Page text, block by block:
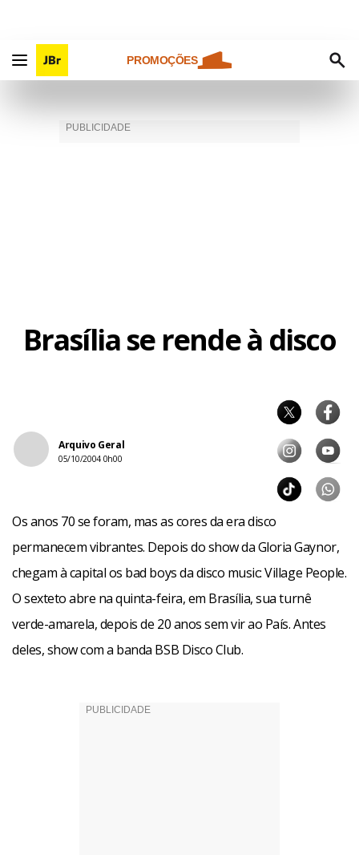
PROMOÇÕES
Brasília se rende à disco
Arquivo Geral
05/10/2004 0h00
Os anos 70 se foram, mas as cores da era disco
permanecem vibrantes. Depois do show da Gloria Gaynor,
chegam à capital os bad boys da disco music: Village People.
O sexteto abre na quinta-feira, em Brasília, sua turnê
verde-amarela, depois de 20 anos sem vir ao País. Antes
deles, show com a banda BSB Disco Club.